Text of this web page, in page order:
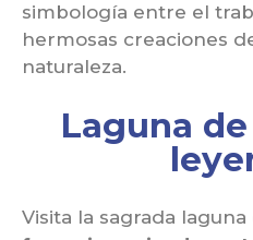
simbología entre el
hermosas creaciones
naturaleza.
Laguna
Visita la sagrada